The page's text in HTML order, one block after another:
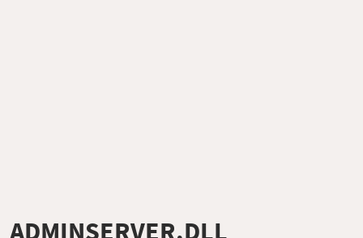
ADMINSERVER.DLL